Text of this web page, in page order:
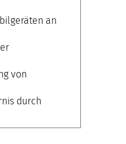
an
von
durch